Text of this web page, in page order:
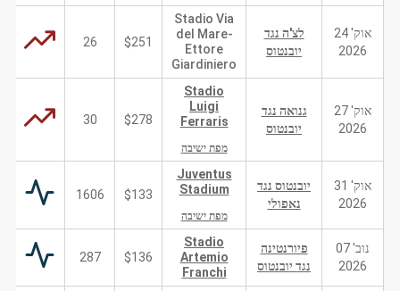
אוק' 24
2026
לצ'ה נגד
יובנטוס
Stadio Via
del Mare-
Ettore
Giardiniero
$251
26
אוק' 27
2026
גנואה נגד
יובנטוס
Stadio
Luigi
Ferraris
מפת ישיבה
$278
30
אוק' 31
2026
יובנטוס נגד
נאפולי
Juventus
Stadium
מפת ישיבה
$133
1606
נוב' 07
2026
פיורנטינה
נגד יובנטוס
Stadio
Artemio
Franchi
$136
287